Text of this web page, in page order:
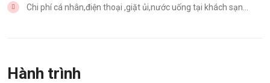
Chi phí cá nhân,điện thoại ,giặt ủi,nước uống tại khách sạn…
Hành trình